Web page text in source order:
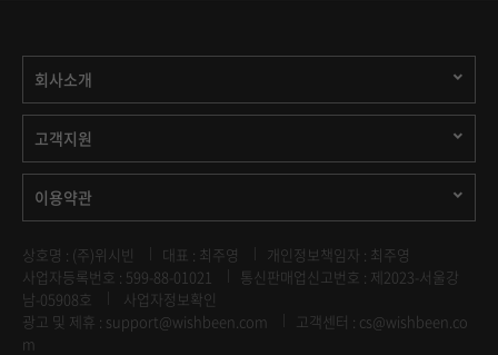
회사소개
고객지원
이용약관
상호명 : (주)위시빈 대표 : 최주영
개인정보책임자 : 최주영
사업자등록번호 : 599-88-01021
통신판매업신고번호 : 제2023-서울강
남-05908호
사업자정보확인
광고 및 제휴 : support@wishbeen.com
고객센터 : cs@wishbeen.co
m